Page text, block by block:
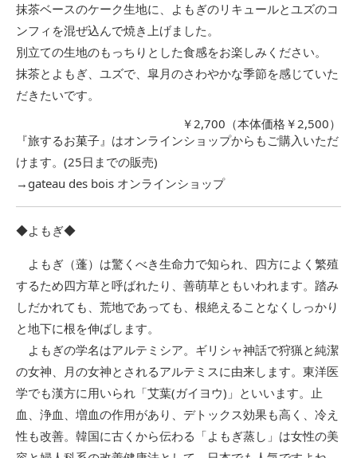
抹茶ベースのケーク生地に、よもぎのリキュールとユズのコ
ンフィを混ぜ込んで焼き上げました。
別立ての生地のもっちりとした食感をお楽しみください。
抹茶とよもぎ、ユズで、皐月のさわやかな季節を感じていた
だきたいです。
￥2,700（本体価格￥2,500）
『旅するお菓子』はオンラインショップからもご購入いただ
けます。(25日までの販売)
→ gateau des bois オンラインショップ
◆よもぎ◆
よもぎ（蓬）は驚くべき生命力で知られ、四方によく繁殖
するため四方草と呼ばれたり、善萌草ともいわれます。踏み
しだかれても、荒地であっても、根絶えることなくしっかり
と地下に根を伸ばします。
よもぎの学名はアルテミシア。ギリシャ神話で狩猟と純潔
の女神、月の女神とされるアルテミスに由来します。東洋医
学でも漢方に用いられ「艾葉(ガイヨウ)」といいます。止
血、浄血、増血の作用があり、デトックス効果も高く、冷え
性も改善。韓国に古くから伝わる「よもぎ蒸し」は女性の美